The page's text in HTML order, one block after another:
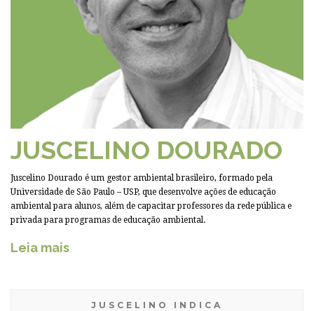
JUSCELINO DOURADO
Juscelino Dourado é um gestor ambiental brasileiro, formado pela
Universidade de São Paulo – USP, que desenvolve ações de educação
ambiental para alunos, além de capacitar professores da rede pública e
privada para programas de educação ambiental.
Leia mais
JUSCELINO INDICA